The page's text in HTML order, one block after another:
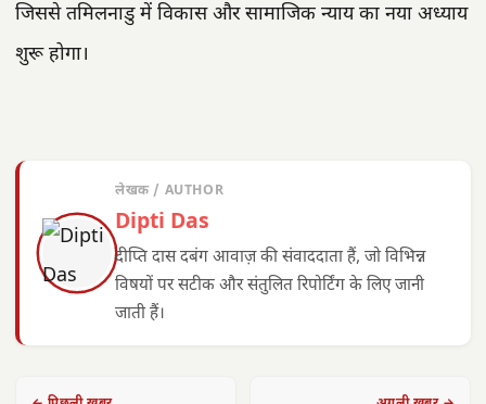
जिससे तमिलनाडु में विकास और सामाजिक न्याय का नया अध्याय
शुरू होगा।
लेखक / AUTHOR
Dipti Das
दीप्ति दास दबंग आवाज़ की संवाददाता हैं, जो विभिन्न
विषयों पर सटीक और संतुलित रिपोर्टिंग के लिए जानी
जाती हैं।